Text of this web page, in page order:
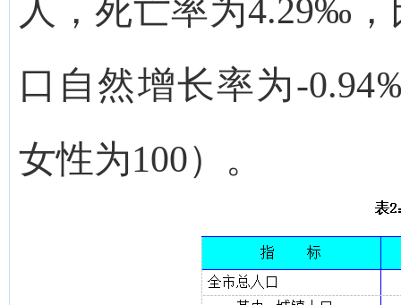
人，死亡率为4.29‰
口自然增长率为-
女性为100）。